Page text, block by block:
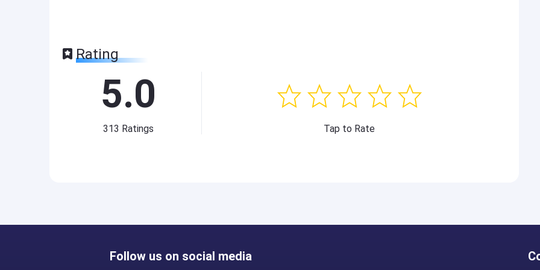
Rating
5.0
313 Ratings Tap to Rate
Follow us on social media